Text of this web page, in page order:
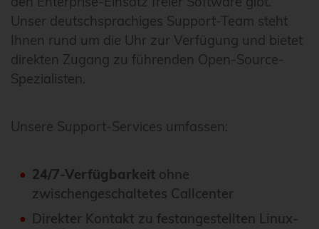
Unser deutschsprachiges Support-Team steht
Ihnen rund um die Uhr zur Verfügung und bietet
direkten Zugang zu führenden Open-Source-
Spezialisten.
Unsere Support-Services umfassen:
24/7-Verfügbarkeit ohne
zwischengeschaltetes Callcenter
Direkter Kontakt zu festangestellten Linux-